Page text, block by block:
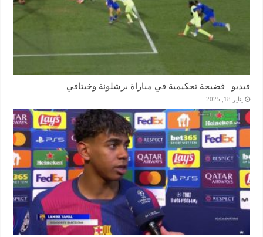
فيديو | فضيحة تحكيمية في مباراة برشلونة وخيتافي
يناير 18, 2025